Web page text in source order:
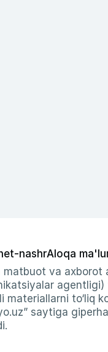
nashrAloqa
va
to‘liq
saytiga